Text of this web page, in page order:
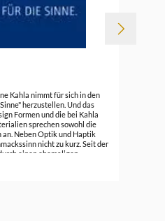
Kahla nimmt für sich in den
herzustellen. Und das
Formen und die bei Kahla
sprechen sowohl die
an. Neben Optik und Haptik
nicht zu kurz. Seit der
einen ehemaligen